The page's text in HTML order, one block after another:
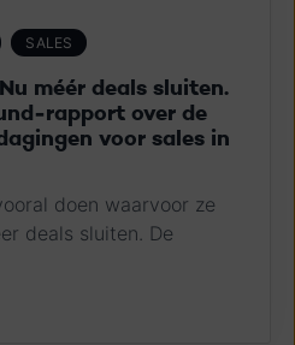
SALES
méér deals sluiten.
rapport over de
voor sales in
doen waarvoor ze
deals sluiten. De